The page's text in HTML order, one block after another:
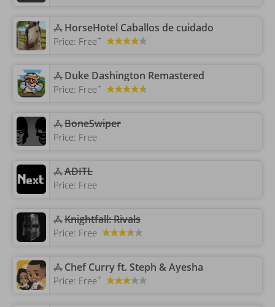
‎HorseHotel Caballos de cuidado
Price: Free+
‎Duke Dashington Remastered
Price: Free+
‎BoneSwiper
Price: Free
‎ADITL
Price: Free
‎Knightfall: Rivals
Price: Free
‎Chef Curry ft. Steph & Ayesha
Price: Free+